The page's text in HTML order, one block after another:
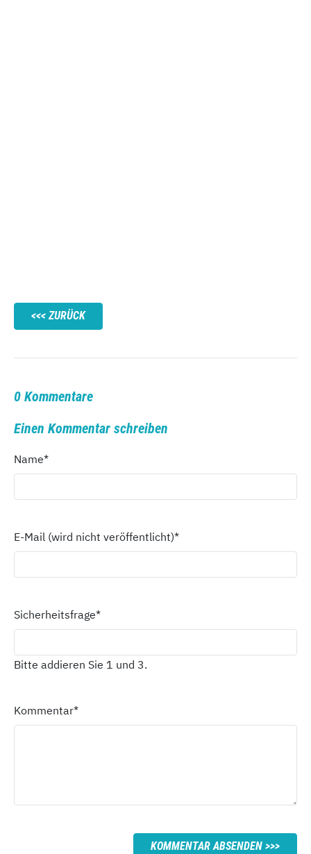
ZURÜCK
0 Kommentare
Einen Kommentar schreiben
Name*
E-Mail (wird nicht veröffentlicht)*
Sicherheitsfrage*
Bitte addieren Sie 1 und 3.
Kommentar*
KOMMENTAR ABSENDEN